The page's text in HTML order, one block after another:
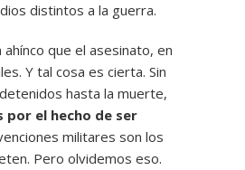
distintos a la guerra.
que el asesinato, en
Y tal cosa es cierta. Sin
hasta la muerte,
por el hecho de ser
militares son los
Pero olvidemos eso.